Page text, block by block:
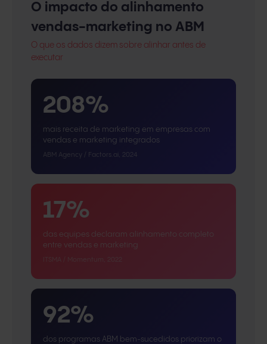
O impacto do alinhamento
vendas-marketing no ABM
O que os dados dizem sobre alinhar antes de
executar
208%
mais receita de marketing em empresas com
vendas e marketing integrados
ABM Agency / Factors.ai, 2024
17%
das equipes declaram alinhamento completo
entre vendas e marketing
92%
dos programas ABM bem-sucedidos priorizam o